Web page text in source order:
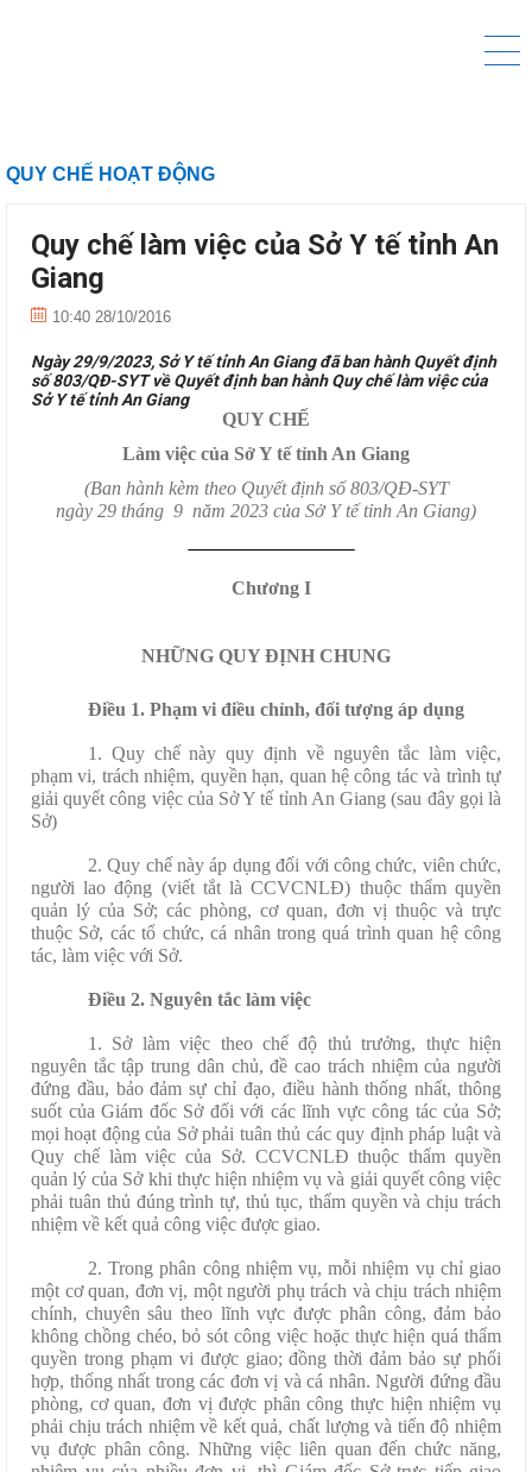
QUY CHẾ HOẠT ĐỘNG
Quy chế làm việc của Sở Y tế tỉnh An
Giang
10:40 28/10/2016
Ngày 29/9/2023, Sở Y tế tỉnh An Giang đã ban hành Quyết định
số 803/QĐ-SYT về Quyết định ban hành Quy chế làm việc của
Sở Y tế tỉnh An Giang
QUY CHẾ
Làm việc của Sở Y tế tỉnh An Giang
(Ban hành kèm theo Quyết định số 803/QĐ-SYT
ngày 29 tháng 9 năm 2023 của Sở Y tế tỉnh An Giang)
Chương I
NHỮNG QUY ĐỊNH CHUNG
Điều 1. Phạm vi điều chỉnh, đối tượng áp dụng
1. Quy chế này quy định về nguyên tắc làm việc,
phạm vi, trách nhiệm, quyền hạn, quan hệ công tác và trình tự
giải quyết công việc của Sở Y tế tỉnh An Giang (sau đây gọi là
Sở)
2. Quy chế này áp dụng đối với công chức, viên chức,
người lao động (viết tắt là CCVCNLĐ) thuộc thẩm quyền
quản lý của Sở; các phòng, cơ quan, đơn vị thuộc và trực
thuộc Sở, các tổ chức, cá nhân trong quá trình quan hệ công
tác, làm việc với Sở.
Điều 2. Nguyên tắc làm việc
1. Sở làm việc theo chế độ thủ trưởng, thực hiện
nguyên tắc tập trung dân chủ, đề cao trách nhiệm của người
đứng đầu, bảo đảm sự chỉ đạo, điều hành thống nhất, thông
suốt của Giám đốc Sở đối với các lĩnh vực công tác của Sở;
mọi hoạt động của Sở phải tuân thủ các quy định pháp luật và
Quy chế làm việc của Sở. CCVCNLĐ thuộc thẩm quyền
quản lý của Sở khi thực hiện nhiệm vụ và giải quyết công việc
phải tuân thủ đúng trình tự, thủ tục, thẩm quyền và chịu trách
nhiệm về kết quả công việc được giao.
2. Trong phân công nhiệm vụ, mỗi nhiệm vụ chỉ giao
một cơ quan, đơn vị, một người phụ trách và chịu trách nhiệm
chính, chuyên sâu theo lĩnh vực được phân công, đảm bảo
không chồng chéo, bỏ sót công việc hoặc thực hiện quá thẩm
quyền trong phạm vi được giao; đồng thời đảm bảo sự phối
hợp, thống nhất trong các đơn vị và cá nhân. Người đứng đầu
phòng, cơ quan, đơn vị được phân công thực hiện nhiệm vụ
phải chịu trách nhiệm về kết quả, chất lượng và tiến độ nhiệm
vụ được phân công. Những việc liên quan đến chức năng,